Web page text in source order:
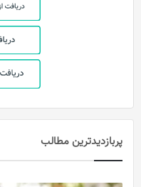
پربازدیدترین مطالب